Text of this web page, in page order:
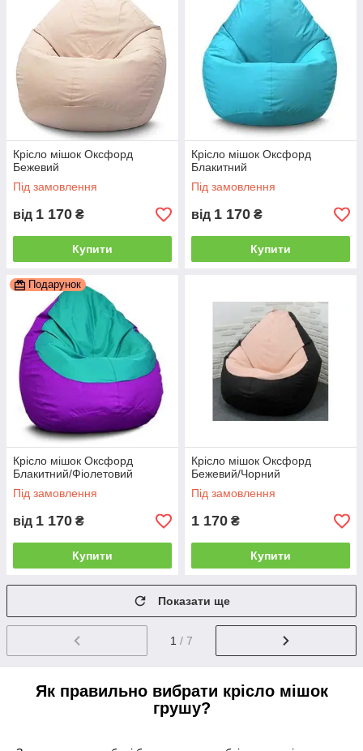
Крісло мішок Оксфорд
Бежевий
Під замовлення
від 1 170 ₴
Купити
Крісло мішок Оксфорд
Блакитний
Під замовлення
від 1 170 ₴
Купити
Подарунок
Крісло мішок Оксфорд
Блакитний/Фіолетовий
Під замовлення
від 1 170 ₴
Купити
Крісло мішок Оксфорд
Бежевий/Чорний
Під замовлення
1 170 ₴
Купити
Показати ще
1 / 7
Як правильно вибрати крісло мішок
грушу?